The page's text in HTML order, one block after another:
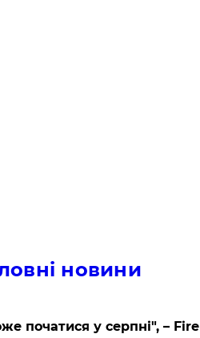
новини
початися у серпні", – Fire